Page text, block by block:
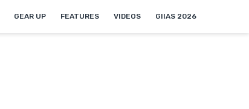
GEAR UP FEATURES VIDEOS GIIAS 2026